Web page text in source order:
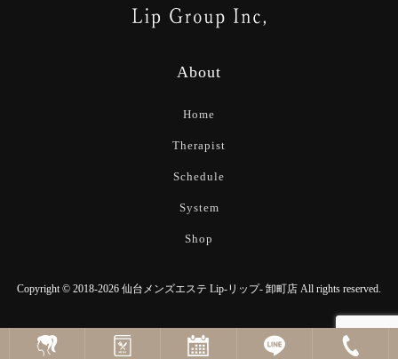
About
Home
Therapist
Schedule
System
Shop
Copyright © 2018-2026 仙台メンズエステ Lip-リップ- 卸町店 All rights reserved.